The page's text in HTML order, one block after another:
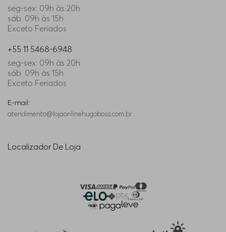
seg-sex: 09h às 20h
sáb: 09h às 15h
Exceto Feriados
+55 11 5468-6948
seg-sex: 09h às 20h
sáb: 09h às 15h
Exceto Feriados
E-mail:
atendimento@lojaonlinehugoboss.com.br
Localizador De Loja